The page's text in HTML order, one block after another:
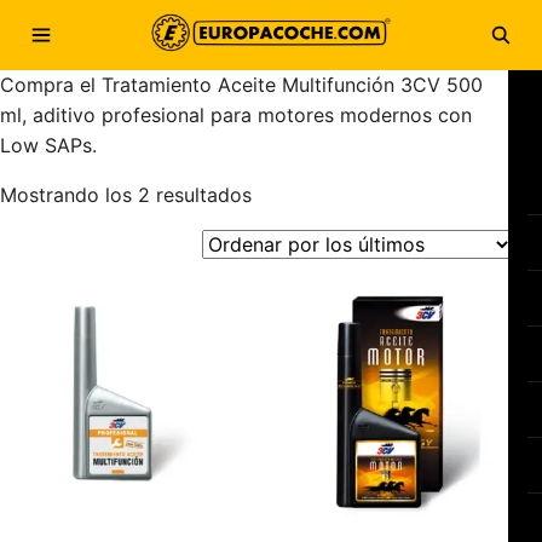
Saltar al contenido
Abrir menú
Compra el Tratamiento Aceite Multifunción 3CV 500
ml, aditivo profesional para motores modernos con
Low SAPs.
Mostrando los 2 resultadosOrdenado por los últimos